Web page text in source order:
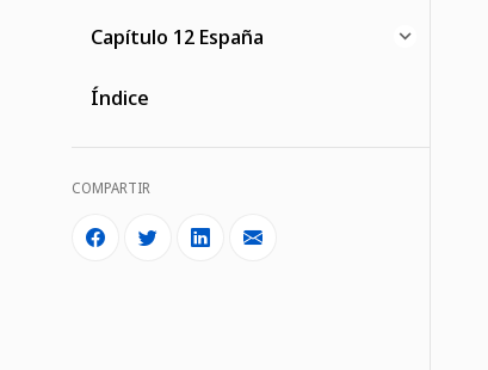
Capítulo 12 España
Índice
COMPARTIR